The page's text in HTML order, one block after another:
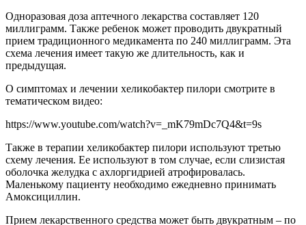
Одноразовая доза аптечного лекарства составляет 120
миллиграмм. Также ребенок может проводить двукратный
прием традиционного медикамента по 240 миллиграмм. Эта
схема лечения имеет такую же длительность, как и
предыдущая.
О симптомах и лечении хеликобактер пилори смотрите в
тематическом видео:
https://www.youtube.com/watch?v=_mK79mDc7Q4&t=9s
Также в терапии хеликобактер пилори используют третью
схему лечения. Ее используют в том случае, если слизистая
оболочка желудка с ахлоргидрией атрофировалась.
Маленькому пациенту необходимо ежедневно принимать
Амоксициллин.
Прием лекарственного средства может быть двукратным – по